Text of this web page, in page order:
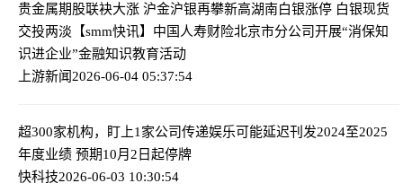
贵金属期股联袂大涨 沪金沪银再攀新高湖南白银涨停 白银现货
交投两淡【smm快讯】 中国人寿财险北京市分公司开展“消保知
识进企业”金融知识教育活动
上游新闻2026-06-04 05:37:54
超300家机构，盯上1家公司传递娱乐可能延迟刊发2024至2025
年度业绩 预期10月2日起停牌
快科技2026-06-03 10:30:54